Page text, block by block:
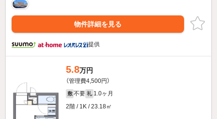
物件詳細を見る
提供
5.8万円
（管理費4,500円）
敷 不要 礼 1.0ヶ月
2階 / 1K / 23.18㎡